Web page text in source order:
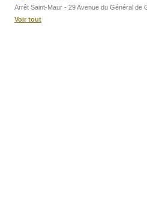
Arrêt Saint-Maur - 29 Avenue du Général de
Voir tout